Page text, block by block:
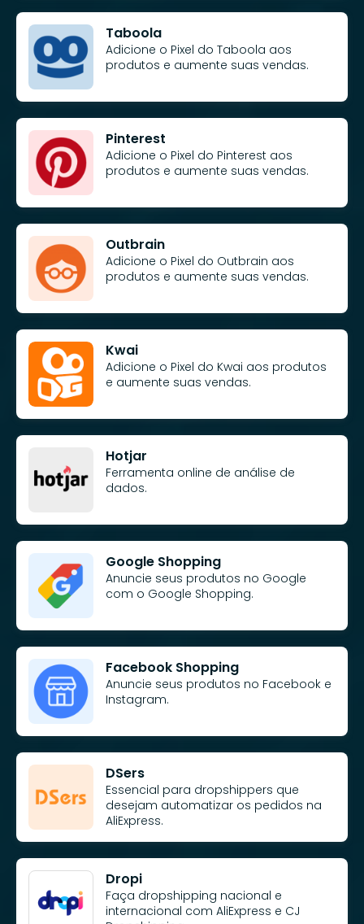
Taboola
Adicione o Pixel do Taboola aos
produtos e aumente suas vendas.
Pinterest
Adicione o Pixel do Pinterest aos
produtos e aumente suas vendas.
Outbrain
Adicione o Pixel do Outbrain aos
produtos e aumente suas vendas.
Kwai
Adicione o Pixel do Kwai aos produtos
e aumente suas vendas.
Hotjar
Ferramenta online de análise de
dados.
Google Shopping
Anuncie seus produtos no Google
com o Google Shopping.
Facebook Shopping
Anuncie seus produtos no Facebook e
Instagram.
DSers
Essencial para dropshippers que
desejam automatizar os pedidos na
AliExpress.
Dropi
Faça dropshipping nacional e
internacional com AliExpress e CJ